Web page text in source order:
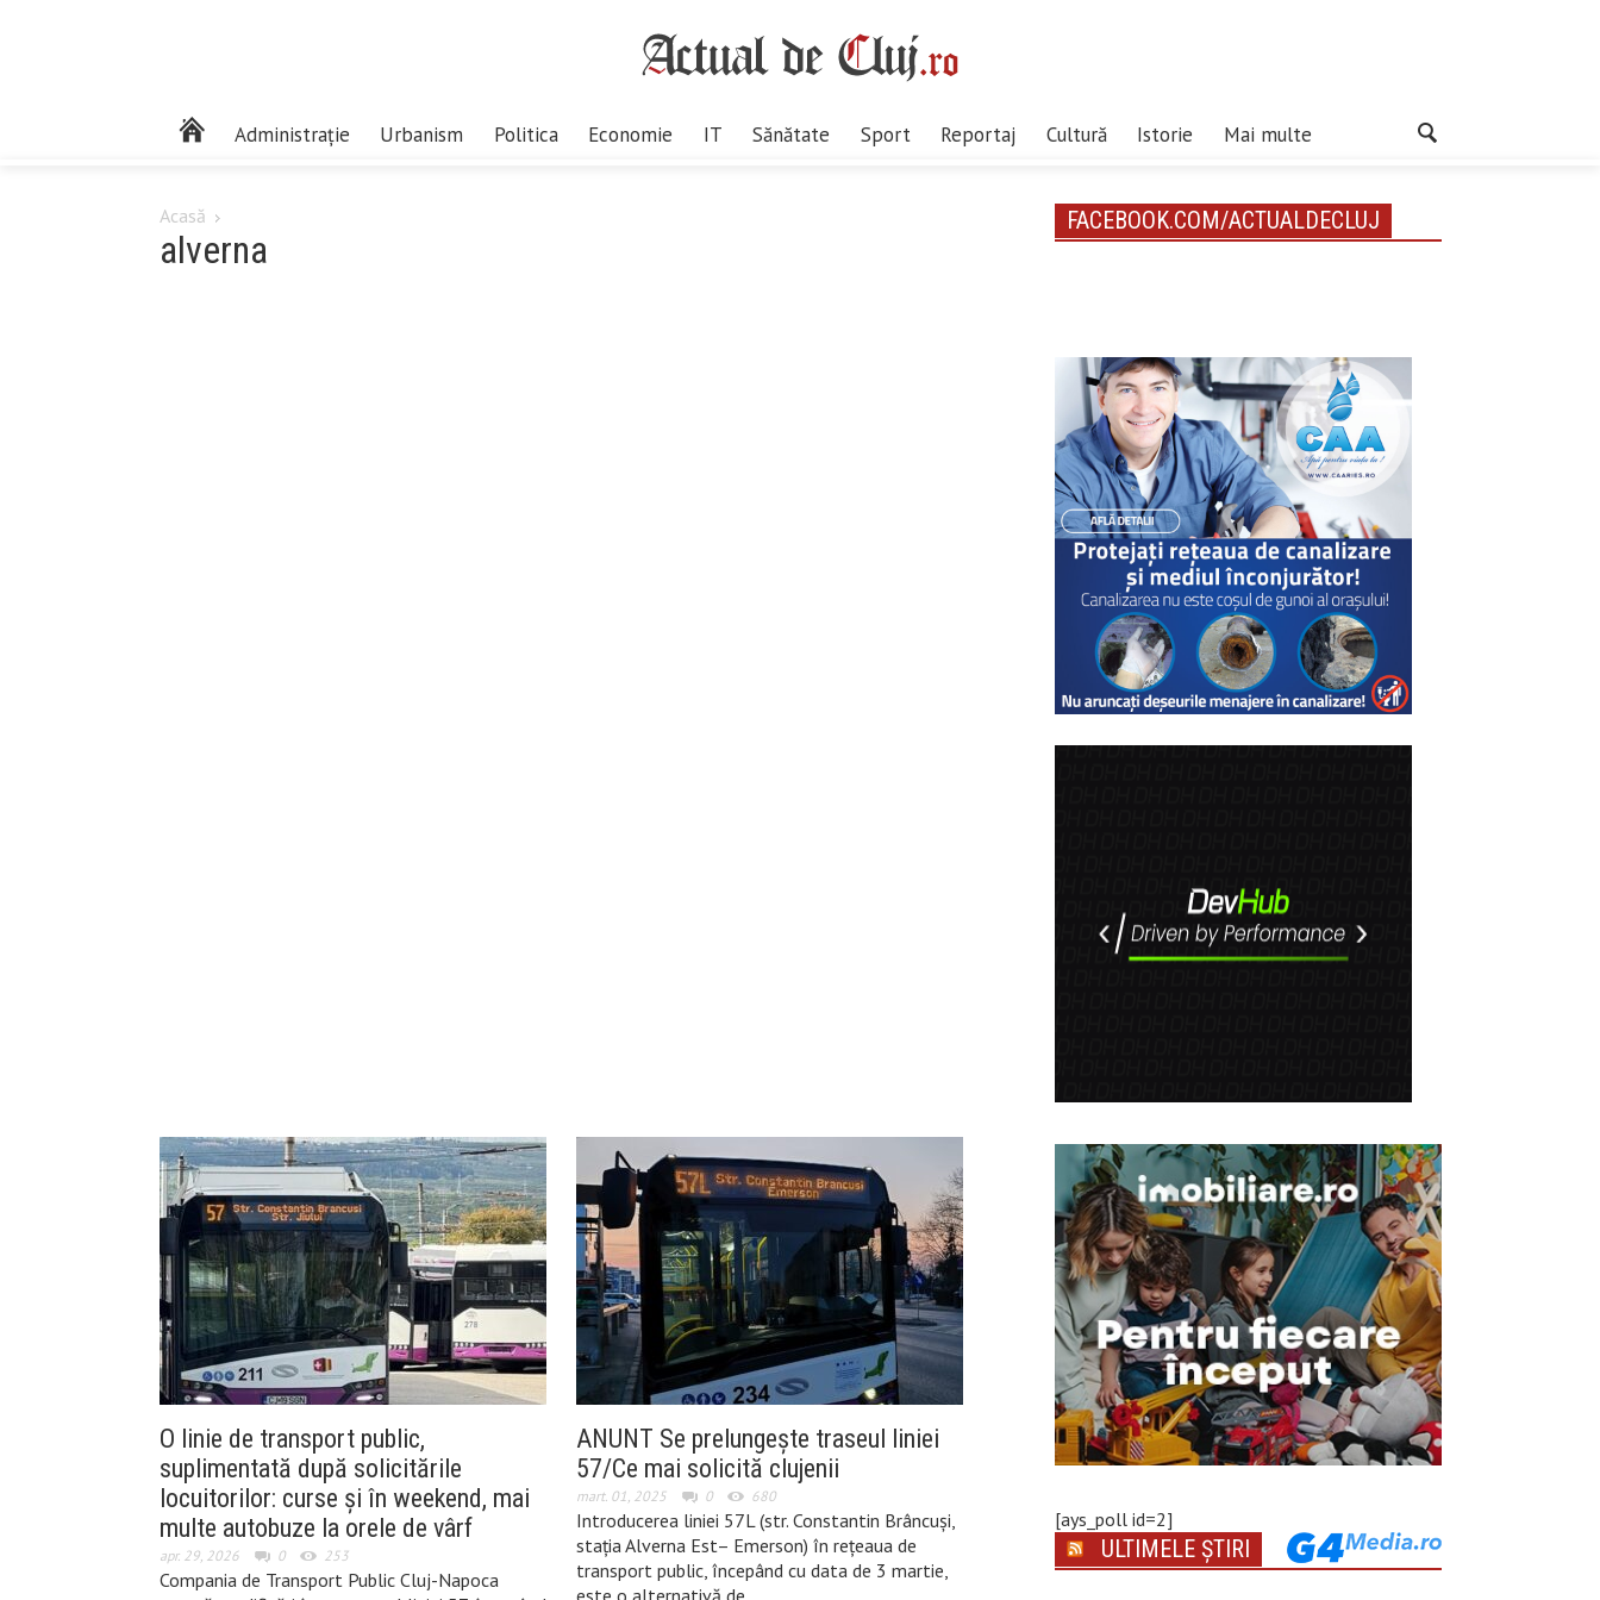
Administrație Urbanism Politica Economie IT Sănătate Sport Reportaj Cultură Istorie Mai multe
Acasă
alverna
O linie de transport public,
suplimentată după solicitările
locuitorilor: curse și în weekend, mai
multe autobuze la orele de vârf
apr. 29, 2026 0 253
Compania de Transport Public Cluj-Napoca
ANUNT Se prelungește traseul liniei
57/Ce mai solicită clujenii
mart. 01, 2025 0 680
Introducerea liniei 57L (str. Constantin Brâncuși,
stația Alverna Est– Emerson) în rețeaua de
transport public, începând cu data de 3 martie,
FACEBOOK.COM/ACTUALDECLUJ
[ays_poll id=2]
ULTIMELE ȘTIRI